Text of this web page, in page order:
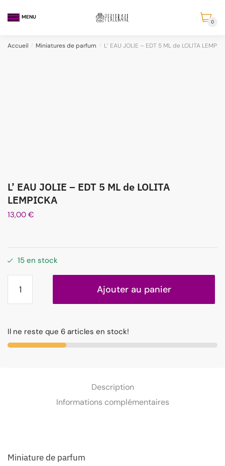
MENU
0
Accueil / Miniatures de parfum / L’ EAU JOLIE – EDT 5 ML de LOLITA
L’ EAU JOLIE – EDT 5 ML de LOLITA
LEMPICKA
13,00 €
15 en stock
Ajouter au panier
Il ne reste que 6 articles en stock!
Description
Informations complémentaires
Miniature de parfum